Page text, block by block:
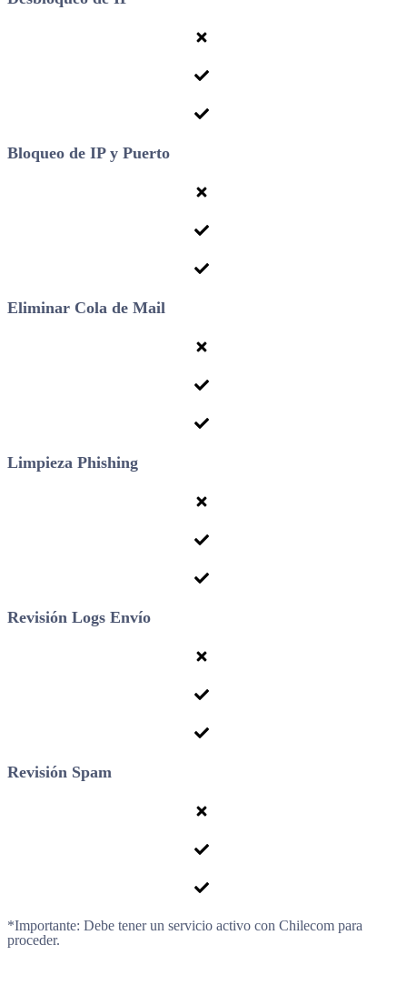
Bloqueo de IP y Puerto
Eliminar Cola de Mail
Limpieza Phishing
Revisión Logs Envío
Revisión Spam
*Importante: Debe tener un servicio activo con Chilecom para
proceder.